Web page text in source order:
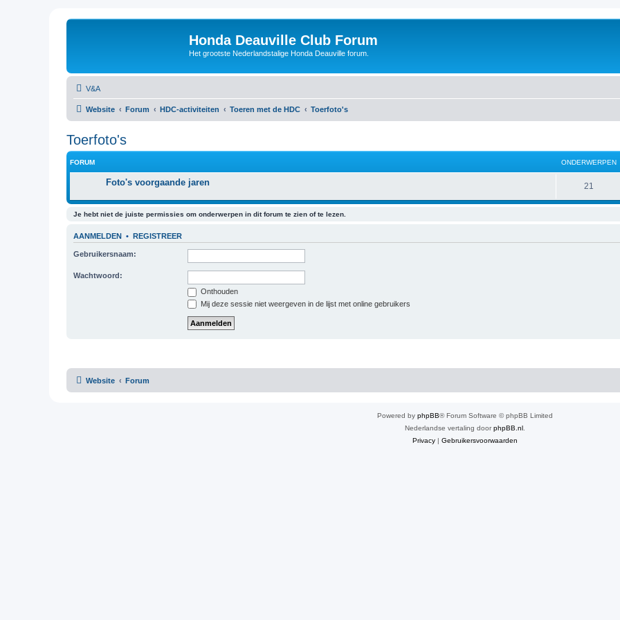
Honda Deauville Club Forum
Het grootste Nederlandstalige Honda Deauville forum.
V&A
Website Forum HDC-activiteiten Toeren met de HDC Toerfoto's
Toerfoto's
FORUM ONDERWERPEN
Foto's voorgaande jaren 21
Je hebt niet de juiste permissies om onderwerpen in dit forum te zien of te lezen.
AANMELDEN • REGISTREER
Gebruikersnaam:
Wachtwoord:
Onthouden
Mij deze sessie niet weergeven in de lijst met online gebruikers
Website Forum
Powered by phpBB® Forum Software © phpBB Limited
Nederlandse vertaling doorphpBB.nl.
Privacy | Gebruikersvoorwaarden